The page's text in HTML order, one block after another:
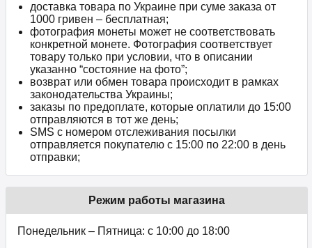
доставка товара по Украине при суме заказа от
1000 гривен – бесплатная;
фотография монеты может не соответствовать
конкретной монете. Фотография соответствует
товару только при условии, что в описании
указанно “состояние на фото”;
возврат или обмен товара происходит в рамках
законодательства Украины;
заказы по предоплате, которые оплатили до 15:00
отправляются в тот же день;
SMS с номером отслеживания посылки
отправляется покупателю с 15:00 по 22:00 в день
отправки;
Режим работы магазина
Понедельник – Пятница: с 10:00 до 18:00